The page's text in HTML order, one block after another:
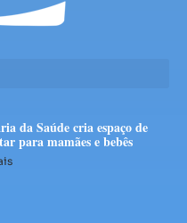
da Saúde cria espaço de
para mamães e bebês